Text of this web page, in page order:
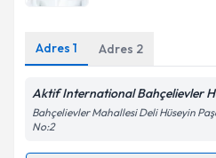
Adres 1 Adres 2
Aktif International Bahçelievler
Bahçelievler Mahallesi Deli Hüseyin
No:2